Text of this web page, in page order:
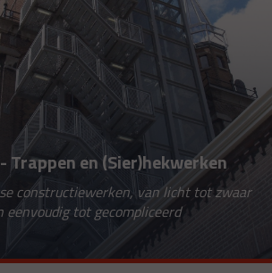
Trappen en (Sier)hekwerken
constructiewerken, van licht tot zwaar
eenvoudig tot gecompliceerd